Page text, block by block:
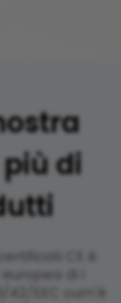
di
CE è
di i
EEC cum'è